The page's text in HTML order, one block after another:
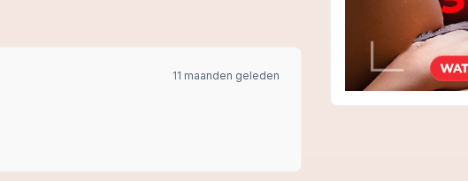
11 maanden geleden